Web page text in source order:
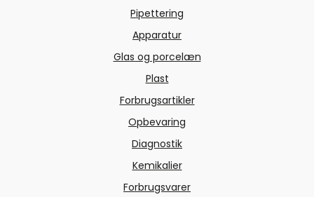
Pipettering
Apparatur
Glas og porcelæn
Plast
Forbrugsartikler
Opbevaring
Diagnostik
Kemikalier
Forbrugsvarer